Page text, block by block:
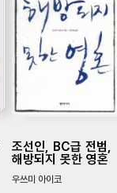
조선인, BC급 전범,
해방되지 못한 영혼
우쓰미 아이코